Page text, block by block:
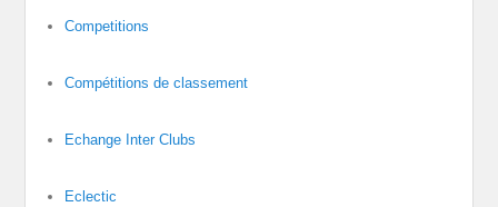
Competitions
Compétitions de classement
Echange Inter Clubs
Eclectic